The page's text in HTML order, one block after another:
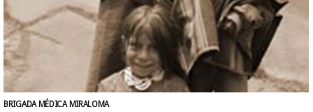
BRIGADA MÉDICA MIRALOMA